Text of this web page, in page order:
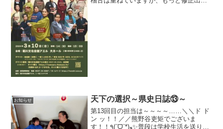
お知らせ 天下の選択～県史日誌⑬～
第13回目の担当は～～～～……＼＼ド ド
ン ッ！！／／熊野谷吏矩でございま
す！！٩(ˊᗜˋ*)و✨普段は学校生活を送りな